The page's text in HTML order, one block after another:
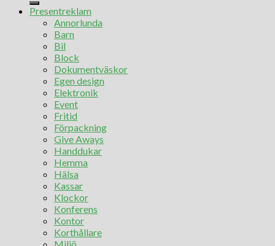
Presentreklam
Annorlunda
Barn
Bil
Block
Dokumentväskor
Egen design
Elektronik
Event
Fritid
Förpackning
Give Aways
Handdukar
Hemma
Hälsa
Kassar
Klockor
Konferens
Kontor
Korthållare